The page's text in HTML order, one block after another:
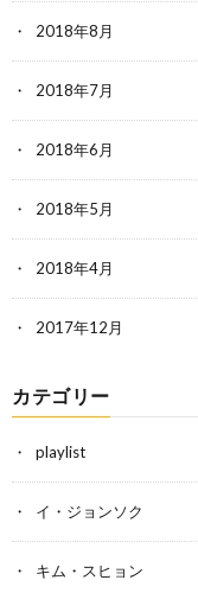
2018年8月
2018年7月
2018年6月
2018年5月
2018年4月
2017年12月
カテゴリー
playlist
イ・ジョンソク
キム・スヒョン